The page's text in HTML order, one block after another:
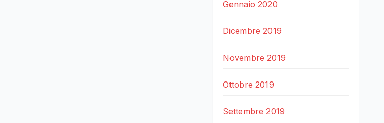
Gennaio 2020
Dicembre 2019
Novembre 2019
Ottobre 2019
Settembre 2019